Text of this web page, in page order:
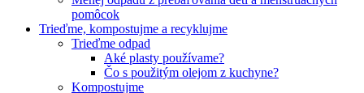
pomôcok
Trieďme, kompostujme a recyklujme
Trieďme odpad
Aké plasty používame?
Čo s použitým olejom z kuchyne?
Kompostujme